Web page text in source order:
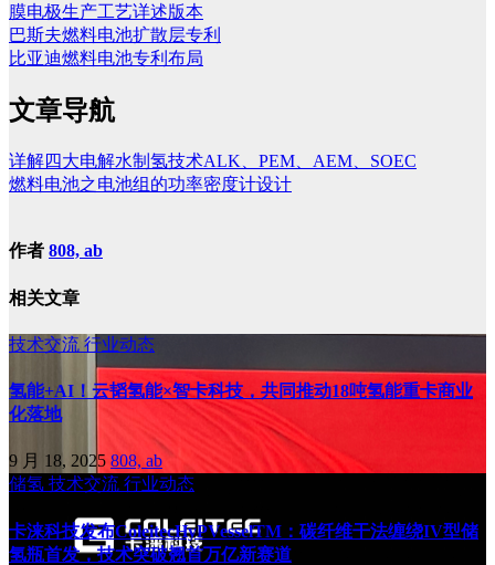
膜电极生产工艺详述版本
巴斯夫燃料电池扩散层专利
比亚迪燃料电池专利布局
文章导航
详解四大电解水制氢技术ALK、PEM、AEM、SOEC
燃料电池之电池组的功率密度计设计
作者 808, ab
相关文章
技术交流 行业动态
氢能+AI！云韬氢能×智卡科技，共同推动18吨氢能重卡商业
化落地
9 月 18, 2025 808, ab
储氢 技术交流 行业动态
卡涞科技发布ColeitecHyPVesselTM：碳纤维干法缠绕IV型储
氢瓶首发，技术突破翘首万亿新赛道